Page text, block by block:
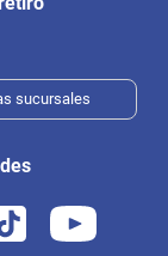
sucursales